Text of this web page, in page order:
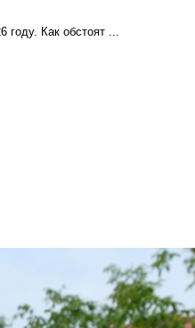
году. Как обстоят ...